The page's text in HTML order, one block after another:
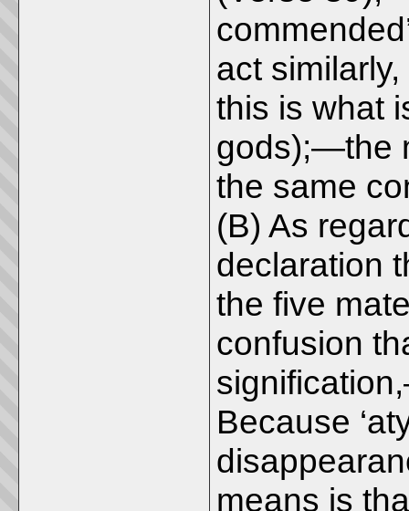
act
this is what
gods);—the
the same
(B) As
declaration
the five
confusion
Because
means is